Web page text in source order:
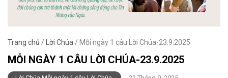
Trang chủ / Lời Chúa / Mỗi ngày 1 câu Lời Chúa-23.9.2025
MỖI NGÀY 1 CÂU LỜI CHÚA-23.9.2025